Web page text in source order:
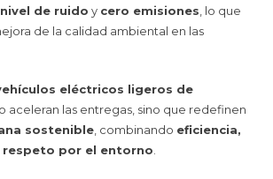
de ruido y cero emisiones , lo que
de la calidad ambiental en las
eléctricos ligeros de
aceleran las entregas, sino que redefinen
sostenible , combinando eficiencia,
respeto por el entorno